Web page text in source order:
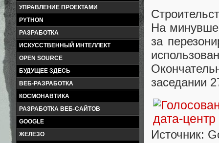
УПРАВЛЕНИЕ ПРОЕКТАМИ
PYTHON
РАЗРАБОТКА
ИСКУССТВЕННЫЙ ИНТЕЛЛЕКТ
OPEN SOURCE
БУДУЩЕЕ ЗДЕСЬ
ВЕБ-РАЗРАБОТКА
КОСМОНАВТИКА
РАЗРАБОТКА ВЕБ-САЙТОВ
GOOGLE
ЖЕЛЕЗО
На
за
заседании
Источник: